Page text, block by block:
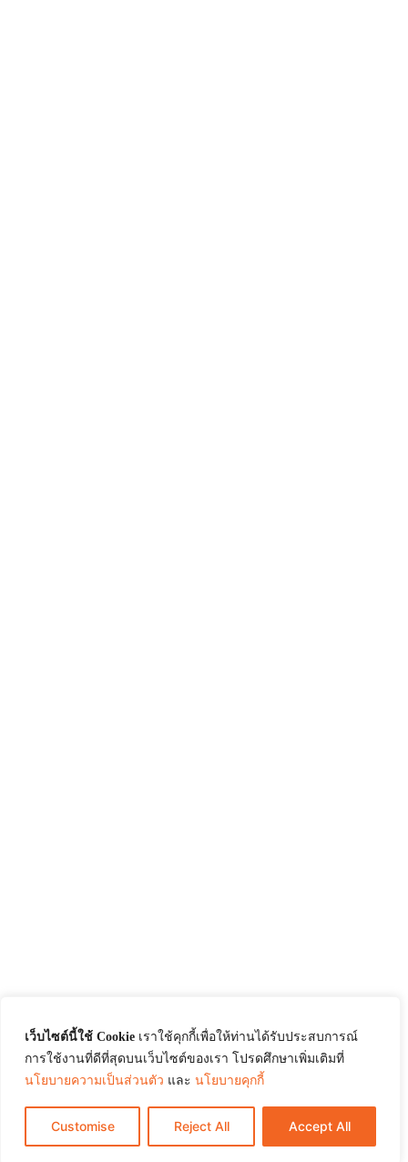
เว็บไซต์นี้ใช้ Cookie เราใช้คุกกี้เพื่อให้ท่านได้รับประสบการณ์
การใช้งานที่ดีที่สุดบนเว็บไซต์ของเรา โปรดศึกษาเพิ่มเติมที่
นโยบายความเป็นส่วนตัว และ นโยบายคุกกี้
Customise Reject All Accept All